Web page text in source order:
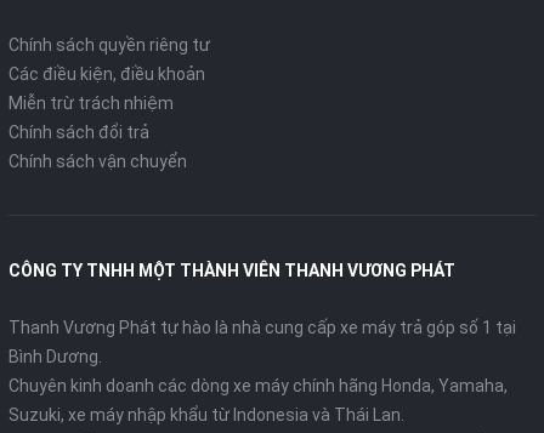
Chính sách quyền riêng tư
Các điều kiện, điều khoản
Miễn trừ trách nhiệm
Chính sách đổi trả
Chính sách vận chuyển
CÔNG TY TNHH MỘT THÀNH VIÊN THANH VƯƠNG PHÁT
Thanh Vương Phát tự hào là nhà cung cấp xe máy trả góp số 1 tại
Bình Dương.
Chuyên kinh doanh các dòng xe máy chính hãng Honda, Yamaha,
Suzuki, xe máy nhập khẩu từ Indonesia và Thái Lan.